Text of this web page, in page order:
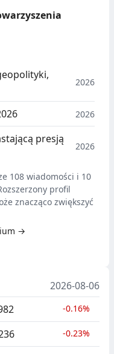
2026
2026
presją
2026
108 wiadomości i 10
profil
znacząco zwiększyć
→
2026-08-06
-0.16%
-0.23%